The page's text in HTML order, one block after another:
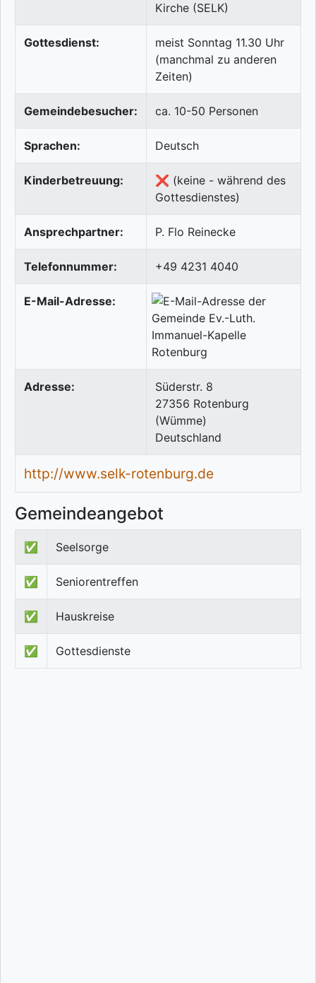
Kirche (SELK)
Gottesdienst:
meist Sonntag 11.30 Uhr
(manchmal zu anderen
Zeiten)
Gemeindebesucher: ca. 10-50 Personen
Sprachen: Deutsch
Kinderbetreuung:
❌ (keine - während des
Gottesdienstes)
Ansprechpartner: P. Flo Reinecke
Telefonnummer: +49 4231 4040
E-Mail-Adresse:
Adresse:
Süderstr. 8
27356 Rotenburg
(Wümme)
Deutschland
http://www.selk-rotenburg.de
Gemeindeangebot
✅ Seelsorge
✅ Seniorentreffen
✅ Hauskreise
✅ Gottesdienste